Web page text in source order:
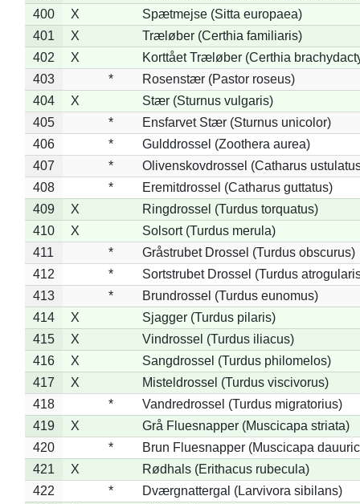
400
X
Spætmejse (Sitta europaea)
401
X
Træløber (Certhia familiaris)
402
X
Korttået Træløber (Certhia
403
*
Rosenstær (Pastor roseus)
404
X
Stær (Sturnus vulgaris)
405
*
Ensfarvet Stær (Sturnus unicolor)
406
*
Gulddrossel (Zoothera aurea)
407
*
Olivenskovdrossel (Catharus
408
*
Eremitdrossel (Catharus guttatus)
409
X
Ringdrossel (Turdus torquatus)
410
X
Solsort (Turdus merula)
411
*
Gråstrubet Drossel (Turdus obscurus)
412
*
Sortstrubet Drossel (Turdus
413
*
Brundrossel (Turdus eunomus)
414
X
Sjagger (Turdus pilaris)
415
X
Vindrossel (Turdus iliacus)
416
X
Sangdrossel (Turdus philomelos)
417
X
Misteldrossel (Turdus viscivorus)
418
*
Vandredrossel (Turdus migratorius)
419
X
Grå Fluesnapper (Muscicapa striata)
420
*
Brun Fluesnapper (Muscicapa
421
X
Rødhals (Erithacus rubecula)
422
*
Dværgnattergal (Larvivora sibilans)